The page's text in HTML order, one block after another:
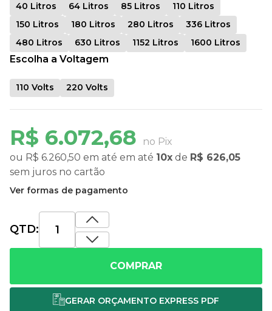
R$ 6.072,68
no Pix
ou R$ 6.260,50 em até em até 10x de R$ 626,05
sem juros no cartão
Ver formas de pagamento
40 Litros 64 Litros 85 Litros
110 Litros
150 Litros
180 Litros 280 Litros
336 Litros
480 Litros
630 Litros 1152 Litros 1600 Litros
Escolha a Voltagem
110 Volts 220 Volts
QTD:
COMPRAR